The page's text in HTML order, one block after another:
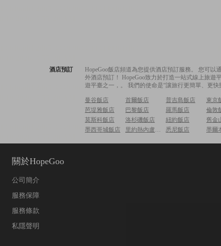
酒店預訂
HopeGoo飯店頻道為您提供酒店預訂服務。 您可
外酒店預訂！ HopeGoo致力於打造一站式線上旅
遊平臺之一，。 我們的使命是“讓旅行更簡單、更
曼谷飯店 首爾飯店 普吉島飯店
東京
芭堤雅飯店
巴黎飯店 羅馬飯店
倫敦
莫斯科飯店
洛杉磯飯店 紐約飯店
舊金
墨西哥城飯店
里約熱內盧飯店 悉尼飯店 墨爾
關於HopeGoo
公司簡介
服務保障
服務條款
私隱聲明